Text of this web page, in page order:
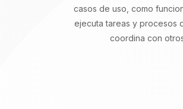
casos de uso, como
ejecuta tareas y procesos
coordina con